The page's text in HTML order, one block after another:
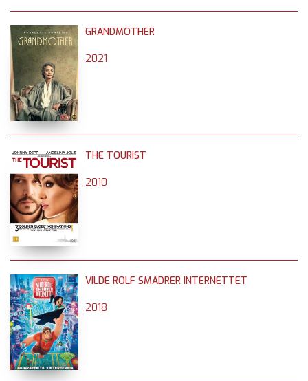
GRANDMOTHER
2021
THE TOURIST
2010
VILDE ROLF SMADRER INTERNETTET
2018